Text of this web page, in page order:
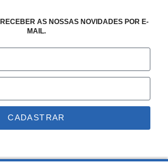
AS NOSSAS NOVIDADES POR E-
MAIL.
CADASTRAR